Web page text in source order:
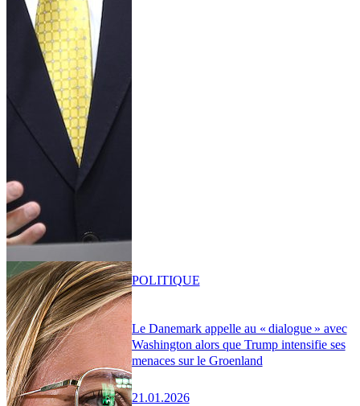
Le Danemark appelle au « dialogue » avec
Washington alors que Trump intensifie ses
menaces sur le Groenland
21.01.2026
POLITIQUE